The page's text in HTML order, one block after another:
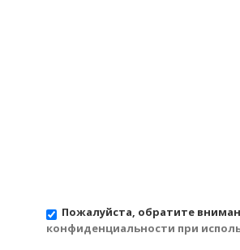
Пожалуйста, обратите
конфиденциальности при